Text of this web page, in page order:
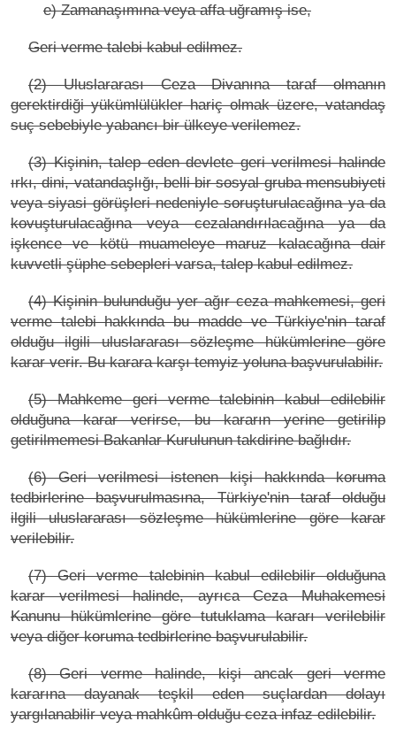
e) Zamanaşımına veya affa uğramış ise,
Geri verme talebi kabul edilmez.
(2) Uluslararası Ceza Divanına taraf olmanın
gerektirdiği yükümlülükler hariç olmak üzere, vatandaş
suç sebebiyle yabancı bir ülkeye verilemez.
(3) Kişinin, talep eden devlete geri verilmesi halinde
ırkı, dini, vatandaşlığı, belli bir sosyal gruba mensubiyeti
veya siyasi görüşleri nedeniyle soruşturulacağına ya da
kovuşturulacağına veya cezalandırılacağına ya da
işkence ve kötü muameleye maruz kalacağına dair
kuvvetli şüphe sebepleri varsa, talep kabul edilmez.
(4) Kişinin bulunduğu yer ağır ceza mahkemesi, geri
verme talebi hakkında bu madde ve Türkiye'nin taraf
olduğu ilgili uluslararası sözleşme hükümlerine göre
karar verir. Bu karara karşı temyiz yoluna başvurulabilir.
(5) Mahkeme geri verme talebinin kabul edilebilir
olduğuna karar verirse, bu kararın yerine getirilip
getirilmemesi Bakanlar Kurulunun takdirine bağlıdır.
(6) Geri verilmesi istenen kişi hakkında koruma
tedbirlerine başvurulmasına, Türkiye'nin taraf olduğu
ilgili uluslararası sözleşme hükümlerine göre karar
verilebilir.
(7) Geri verme talebinin kabul edilebilir olduğuna
karar verilmesi halinde, ayrıca Ceza Muhakemesi
Kanunu hükümlerine göre tutuklama kararı verilebilir
veya diğer koruma tedbirlerine başvurulabilir.
(8) Geri verme halinde, kişi ancak geri verme
kararına dayanak teşkil eden suçlardan dolayı
yargılanabilir veya mahkûm olduğu ceza infaz edilebilir.